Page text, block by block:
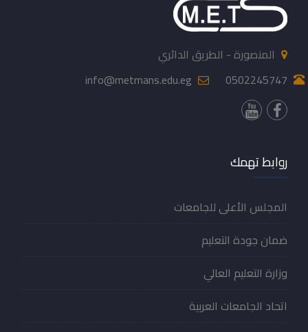
المنصورة - الطريق الدائري
0502245747
info@metmans.edu.eg
روابط تهمك
المجلس الأعلى للجامعات
ضمان جودة التعليم
وزارة التعليم العالي
اتحاد الجامعات العربية